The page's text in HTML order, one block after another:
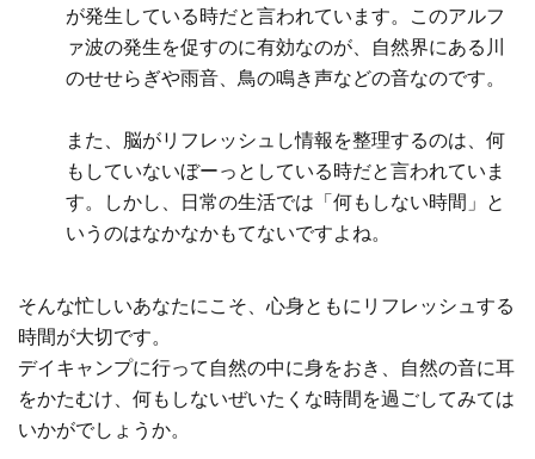
が発生している時だと言われています。このアルフ
ァ波の発生を促すのに有効なのが、自然界にある川
のせせらぎや雨音、鳥の鳴き声などの音なのです。
また、脳がリフレッシュし情報を整理するのは、何
もしていないぼーっとしている時だと言われていま
す。しかし、日常の生活では「何もしない時間」と
いうのはなかなかもてないですよね。
そんな忙しいあなたにこそ、心身ともにリフレッシュする
時間が大切です。
デイキャンプに行って自然の中に身をおき、自然の音に耳
をかたむけ、何もしないぜいたくな時間を過ごしてみては
いかがでしょうか。